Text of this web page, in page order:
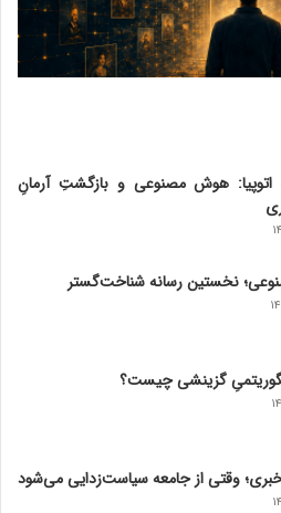
اتوپیا: هوش مصنوعی و بازگشتِ آرمانِ
نخستین رسانه شناخت‌گستر
گزینشی چیست؟
وقتی از جامعه سیاست‌زدایی می‌شود